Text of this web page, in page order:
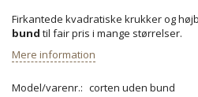
Firkantede kvadratiske krukker og
bund til fair pris i mange størrelser.
Mere information
Model/varenr.: corten uden bund